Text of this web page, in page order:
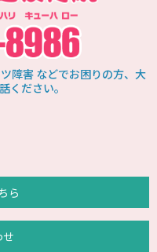
障害 などでお困りの方、大
ください。
ら
せ